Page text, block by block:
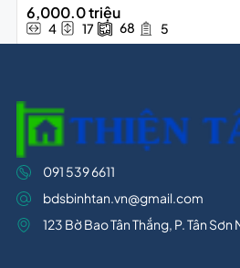
6,000.0 triệu
4 17 68 5
091 539 6611
bdsbinhtan.vn@gmail.com
123 Bờ Bao Tân Thắng, P. Tân Sơn